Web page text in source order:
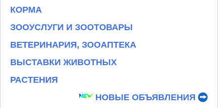
КОРМА
ЗООУСЛУГИ И ЗООТОВАРЫ
ВЕТЕРИНАРИЯ, ЗООАПТЕКА
ВЫСТАВКИ ЖИВОТНЫХ
РАСТЕНИЯ
НОВЫЕ ОБЪЯВЛЕНИЯ